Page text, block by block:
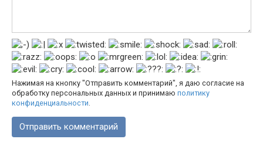
Нажимая на кнопку "Отправить комментарий", я даю согласие на
обработку персональных данных и принимаю политику
конфиденциальности.